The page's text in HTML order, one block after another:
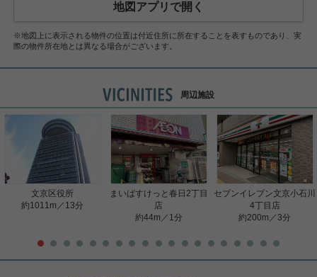
地図アプリで開く
※地図上に表示される物件の位置は付近住所に所在することを表すものであり、実
際の物件所在地とは異なる場合がございます。
周辺施設
文京区役所
約1011m／13分
まいばすけっと春日2丁目
店
約44m／1分
セブンイレブン文京小石川
4丁目店
約200m／3分